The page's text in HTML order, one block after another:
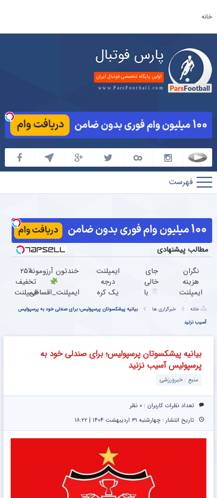
خانه
پارس فوتبال
اولین پایگاه تخصصی فوتبال ایران
www.ParsFootball.com
پارس
فوتبال
مطالب پیشنهادی
نگران
هزینه
ایمپلنت
توی
12
قسط
کن
جای
خالی
با
12
پر کن
نیاز به
چک و
ضامن]
ایمپلنت
درجه
یک کره
25
با
کیفیـت
خندتون آرزومونه
ایمپلنت_اقساطی
روکش_رایگان
۲۵٪
تخفیف
ایمپلنت
جشنواره
خانه خبرگزاری ها
بیانیه پیشکسوتان پرسپولیس؛ برای صندلی خود به پرسپولیس
آسیب نزنید
بیانیه پیشکسوتان پرسپولیس؛ برای صندلی خود به
پرسپولیس آسیب نزنید
منبع : خبرورزشی
تعداد نظرات کاربران : ۰ نظر
تاریخ انتشار : چهارشنبه ۳۱ اردیبهشت ۱۴۰۴ | ۱۸:۲۲